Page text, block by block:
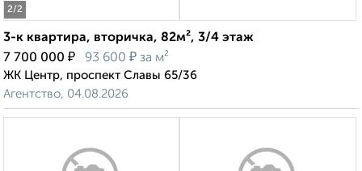
2/2
3-к квартира, вторичка, 82м², 3/4 этаж
7 700 000 ₽ 93 600 ₽ за м²
ЖК Центр, проспект Славы 65/36
Агентство, 04.08.2026